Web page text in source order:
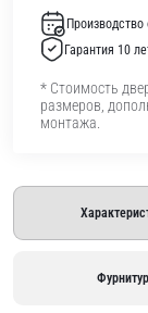
Гарантия 10
* Стоимость
размеров,
монтажа.